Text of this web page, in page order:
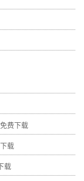
费下载
载
载